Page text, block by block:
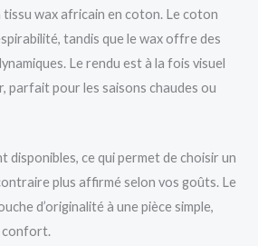
wax africain en coton. Le coton
tandis que le wax offre des
Le rendu est à la fois visuel
parfait pour les saisons chaudes ou
disponibles, ce qui permet de choisir un
plus affirmé selon vos goûts. Le
d’originalité à une pièce simple,
confort.